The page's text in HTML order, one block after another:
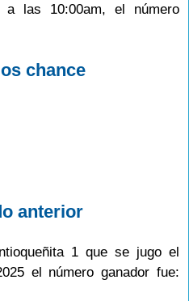
a las 10:00am, el número
chance
anterior
1 que se jugo el
el número ganador fue: